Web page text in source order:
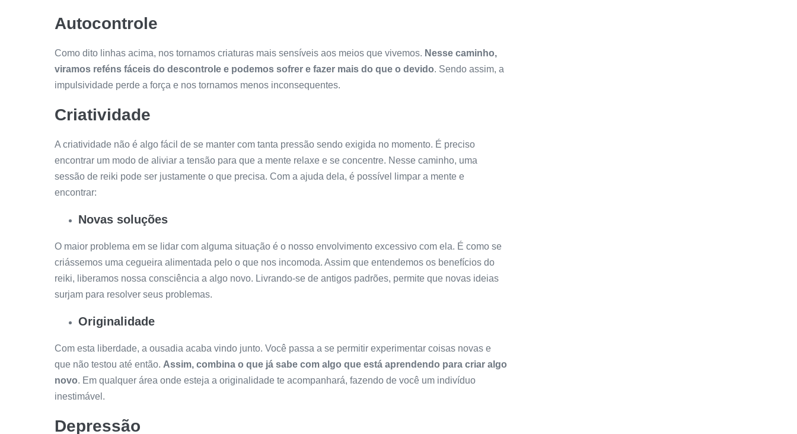
Autocontrole
Como dito linhas acima, nos tornamos criaturas mais sensíveis aos meios que vivemos. Nesse caminho,
viramos reféns fáceis do descontrole e podemos sofrer e fazer mais do que o devido. Sendo assim, a
impulsividade perde a força e nos tornamos menos inconsequentes.
Criatividade
A criatividade não é algo fácil de se manter com tanta pressão sendo exigida no momento. É preciso
encontrar um modo de aliviar a tensão para que a mente relaxe e se concentre. Nesse caminho, uma
sessão de reiki pode ser justamente o que precisa. Com a ajuda dela, é possível limpar a mente e
encontrar:
Novas soluções
O maior problema em se lidar com alguma situação é o nosso envolvimento excessivo com ela. É como se
criássemos uma cegueira alimentada pelo o que nos incomoda. Assim que entendemos os benefícios do
reiki, liberamos nossa consciência a algo novo. Livrando-se de antigos padrões, permite que novas ideias
surjam para resolver seus problemas.
Originalidade
Com esta liberdade, a ousadia acaba vindo junto. Você passa a se permitir experimentar coisas novas e
que não testou até então. Assim, combina o que já sabe com algo que está aprendendo para criar algo
novo. Em qualquer área onde esteja a originalidade te acompanhará, fazendo de você um indivíduo
inestimável.
Depressão